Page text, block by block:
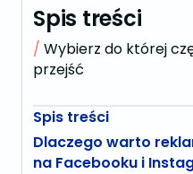
Spis treści
Wybierz do której
przejść
Spis treści
Dlaczego warto
na Facebooku i